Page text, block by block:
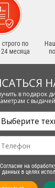
по
месяца
в подарок
с
Согласие на
данных в целях